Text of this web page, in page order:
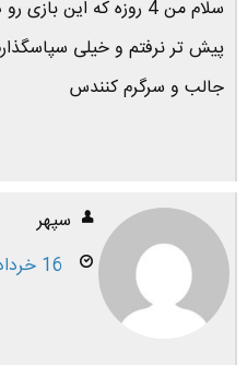
پیش تر نرفتم و خیلی
جالب و سرگرم کنندس
سپهر
16 خرداد 1395